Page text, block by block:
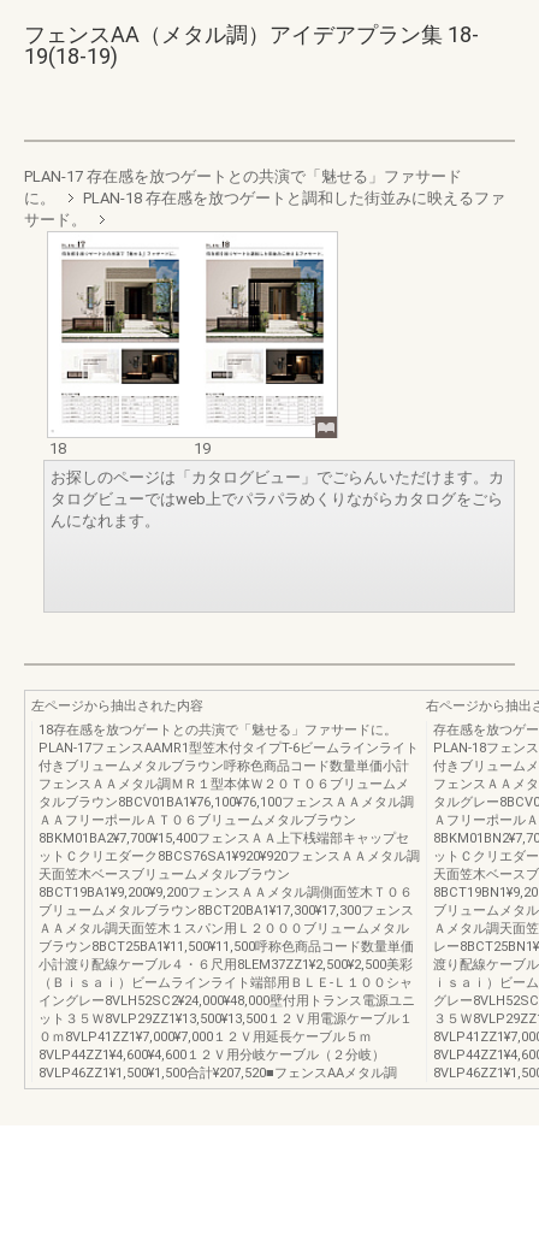
フェンスAA（メタル調）アイデアプラン集 18-
19(18-19)
PLAN-17 存在感を放つゲートとの共演で「魅せる」ファサード
に。
PLAN-18 存在感を放つゲートと調和した街並みに映えるファ
サード。
18
19
お探しのページは「カタログビュー」でごらんいただけます。カ
タログビューではweb上でパラパラめくりながらカタログをごら
んになれます。
左ページから抽出された内容
18存在感を放つゲートとの共演で「魅せる」ファサードに。
PLAN-17フェンスAAMR1型笠木付タイプT-6ビームラインライト
付きブリュームメタルブラウン呼称色商品コード数量単価小計
フェンスＡＡメタル調ＭＲ１型本体Ｗ２０Ｔ０６ブリュームメ
タルブラウン8BCV01BA1¥76,100¥76,100フェンスＡＡメタル調
ＡＡフリーポールＡＴ０６ブリュームメタルブラウン
8BKM01BA2¥7,700¥15,400フェンスＡＡ上下桟端部キャップセ
ットＣクリエダーク8BCS76SA1¥920¥920フェンスＡＡメタル調
天面笠木ベースブリュームメタルブラウン
8BCT19BA1¥9,200¥9,200フェンスＡＡメタル調側面笠木Ｔ０６
ブリュームメタルブラウン8BCT20BA1¥17,300¥17,300フェンス
ＡＡメタル調天面笠木１スパン用Ｌ２０００ブリュームメタル
ブラウン8BCT25BA1¥11,500¥11,500呼称色商品コード数量単価
小計渡り配線ケーブル４・６尺用8LEM37ZZ1¥2,500¥2,500美彩
（Ｂｉｓａｉ）ビームラインライト端部用ＢＬＥ-Ｌ１００シャ
イングレー8VLH52SC2¥24,000¥48,000壁付用トランス電源ユニ
ット３５Ｗ8VLP29ZZ1¥13,500¥13,500１２Ｖ用電源ケーブル１
０ｍ8VLP41ZZ1¥7,000¥7,000１２Ｖ用延長ケーブル５ｍ
8VLP44ZZ1¥4,600¥4,600１２Ｖ用分岐ケーブル（２分岐）
8VLP46ZZ1¥1,500¥1,500合計¥207,520■フェンスAAメタル調
右ページから抽出
存在感を放つゲ
PLAN-18フェン
付きブリューム
フェンスＡＡメ
タルグレー
Ａフリーポール
ットＣクリエダ
天面笠木ベース
ブリュームメタ
Ａメタル調天面
レー
渡り配線ケーブ
ｉｓａｉ）ビー
グレー
３５Ｗ